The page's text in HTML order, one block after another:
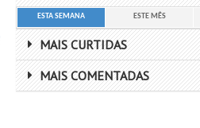
ESTA SEMANA ESTE MÊS
MAIS CURTIDAS
MAIS COMENTADAS